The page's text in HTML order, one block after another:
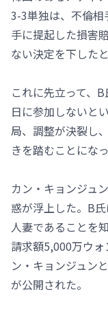
3-3単独は、不倫
手に提起した損害
ない決定を下した
これに先立って、
日に参加しないと
局、調整が決裂し
きを踏むことになっ
カン・キョンジュ
惑が浮上した。B
人妻であることを
請求額5,000万ウ
ン・キョンジュン
が公開された。